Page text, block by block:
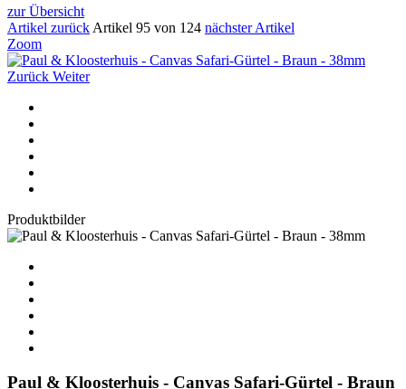
zur Übersicht
Artikel zurück Artikel 95 von 124 nächster Artikel
Zoom
Zurück Weiter
Produktbilder
Paul & Kloosterhuis - Canvas Safari-Gürtel - Braun